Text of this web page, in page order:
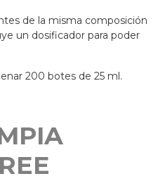
de la misma composición
un dosificador para poder
200 botes de 25 ml.